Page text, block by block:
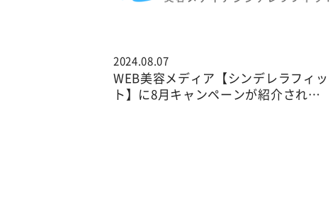
2024.08.07
WEB美容メディア【シンデレラフィッ
ト】に8月キャンペーンが紹介され…